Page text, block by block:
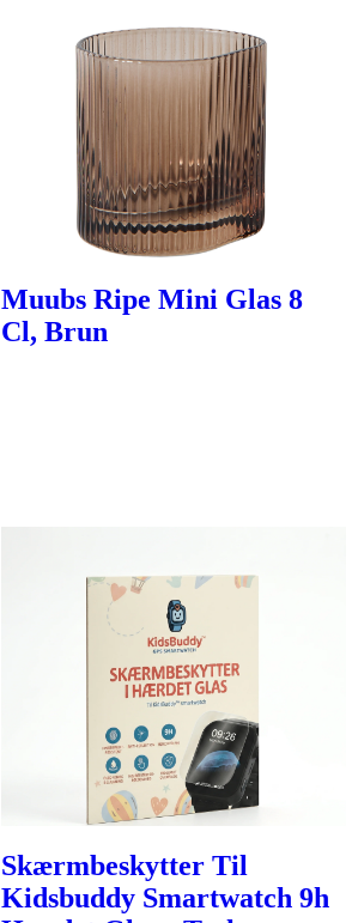
Muubs Ripe Mini Glas 8
Cl, Brun
Skærmbeskytter Til
Kidsbuddy Smartwatch 9h